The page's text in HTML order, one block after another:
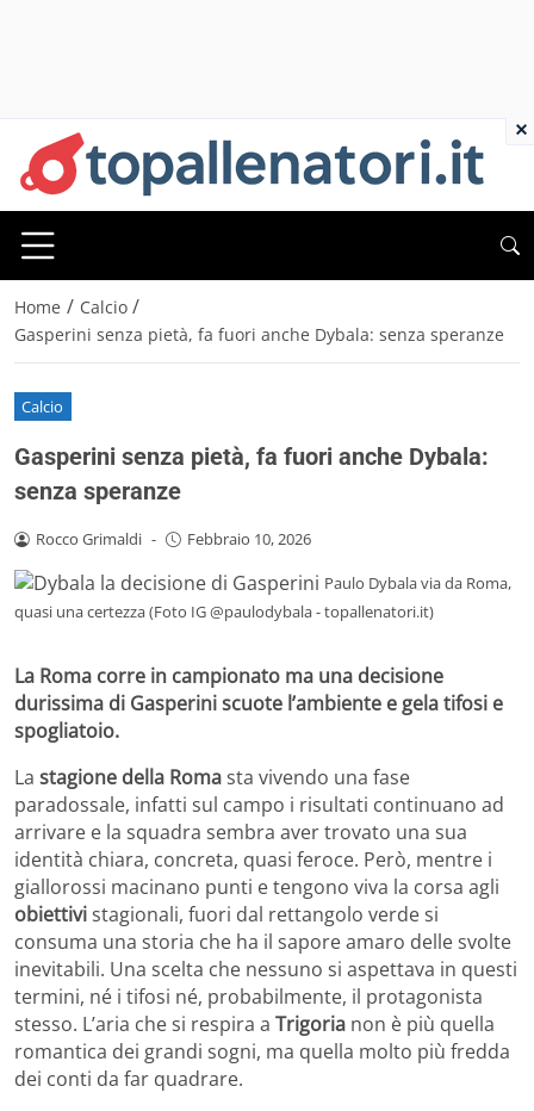
Home / Calcio /
Gasperini senza pietà, fa fuori anche Dybala: senza speranze
Calcio
Gasperini senza pietà, fa fuori anche Dybala:
senza speranze
Rocco Grimaldi - Febbraio 10, 2026
Paulo Dybala via da Roma,
quasi una certezza (Foto IG @paulodybala - topallenatori.it)
La Roma corre in campionato ma una decisione
durissima di Gasperini scuote l’ambiente e gela tifosi e
spogliatoio.
La stagione della Romasta vivendo una fase
paradossale, infatti sul campo i risultati continuano ad
arrivare e la squadra sembra aver trovato una sua
identità chiara, concreta, quasi feroce. Però, mentre i
giallorossi macinano punti e tengono viva la corsa agli
obiettivistagionali, fuori dal rettangolo verde si
consuma una storia che ha il sapore amaro delle svolte
inevitabili. Una scelta che nessuno si aspettava in questi
termini, né i tifosi né, probabilmente, il protagonista
stesso. L’aria che si respira a Trigoria non è più quella
romantica dei grandi sogni, ma quella molto più fredda
dei conti da far quadrare.
×